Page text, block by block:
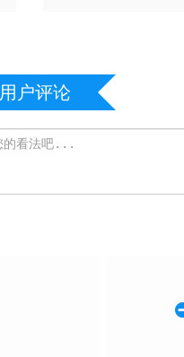
用户评论